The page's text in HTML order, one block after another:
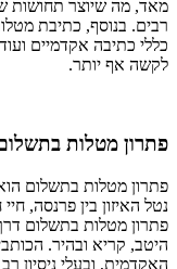
מאד, מה שיוצר תחושות
רבים. בנוסף, כתיבת
כללי כתיבה אקדמיים
לקשה אף יותר.
פתרון מטלות
פתרון מטלות בתשלום
נטל האיזון בין פרנסה,
פתרון מטלות בתשלום
היטב, קריא ובהיר.
האקדמית, ובעלי ניסיון